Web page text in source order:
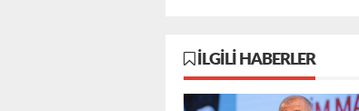
İLGILI HABERLER